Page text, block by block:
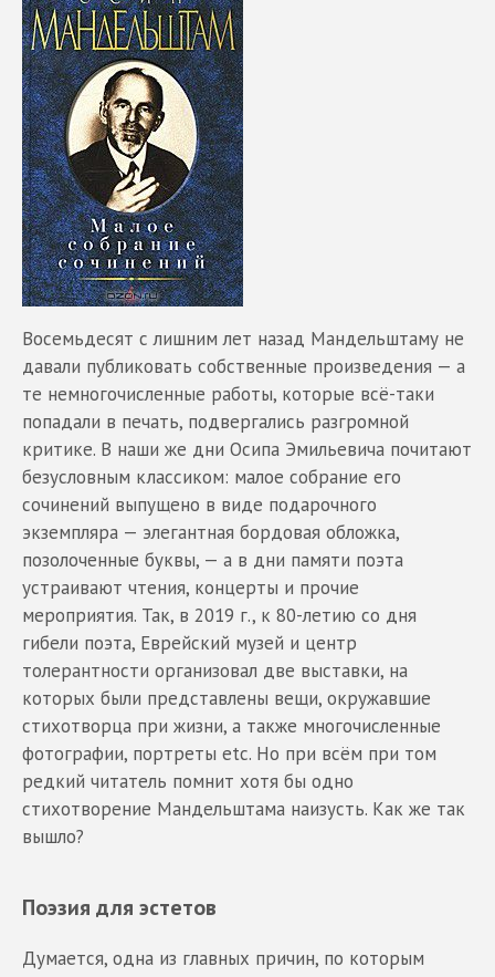
Восемьдесят с лишним лет назад Мандельштаму не
давали публиковать собственные произведения — а
те немногочисленные работы, которые всё-таки
попадали в печать, подвергались разгромной
критике. В наши же дни Осипа Эмильевича почитают
безусловным классиком: малое собрание его
сочинений выпущено в виде подарочного
экземпляра — элегантная бордовая обложка,
позолоченные буквы, — а в дни памяти поэта
устраивают чтения, концерты и прочие
мероприятия. Так, в 2019 г., к 80-летию со дня
гибели поэта, Еврейский музей и центр
толерантности организовал две выставки, на
которых были представлены вещи, окружавшие
стихотворца при жизни, а также многочисленные
фотографии, портреты etc. Но при всём при том
редкий читатель помнит хотя бы одно
стихотворение Мандельштама наизусть. Как же так
вышло?
Поэзия для эстетов
Думается, одна из главных причин, по которым